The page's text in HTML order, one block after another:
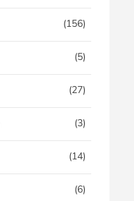
(156)
(5)
(27)
(3)
(14)
(6)